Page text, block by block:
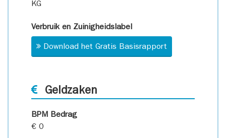
KG
Verbruik en Zuinigheidslabel
Download het Gratis Basisrapport
Geldzaken
BPM Bedrag
€ 0